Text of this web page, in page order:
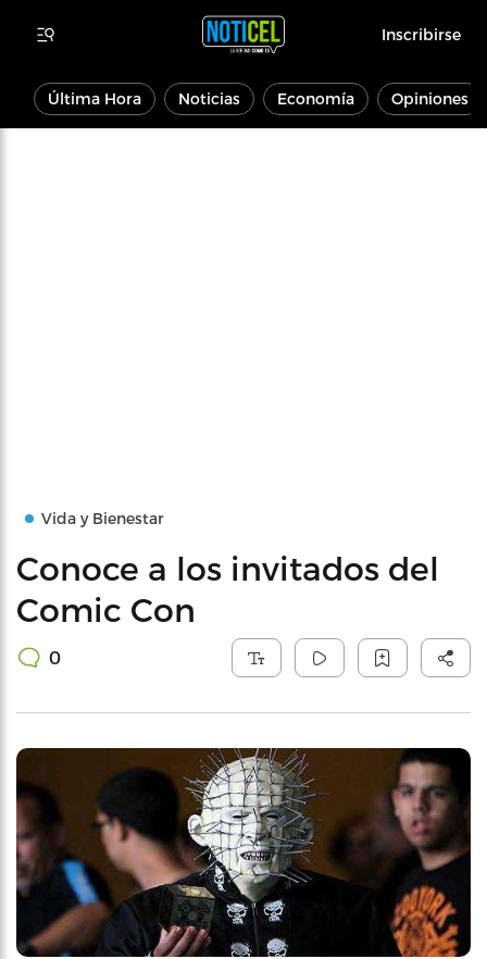
Inscribirse
Última Hora Noticias Economía Opiniones
Vida y Bienestar
Conoce a los invitados del
Comic Con
0